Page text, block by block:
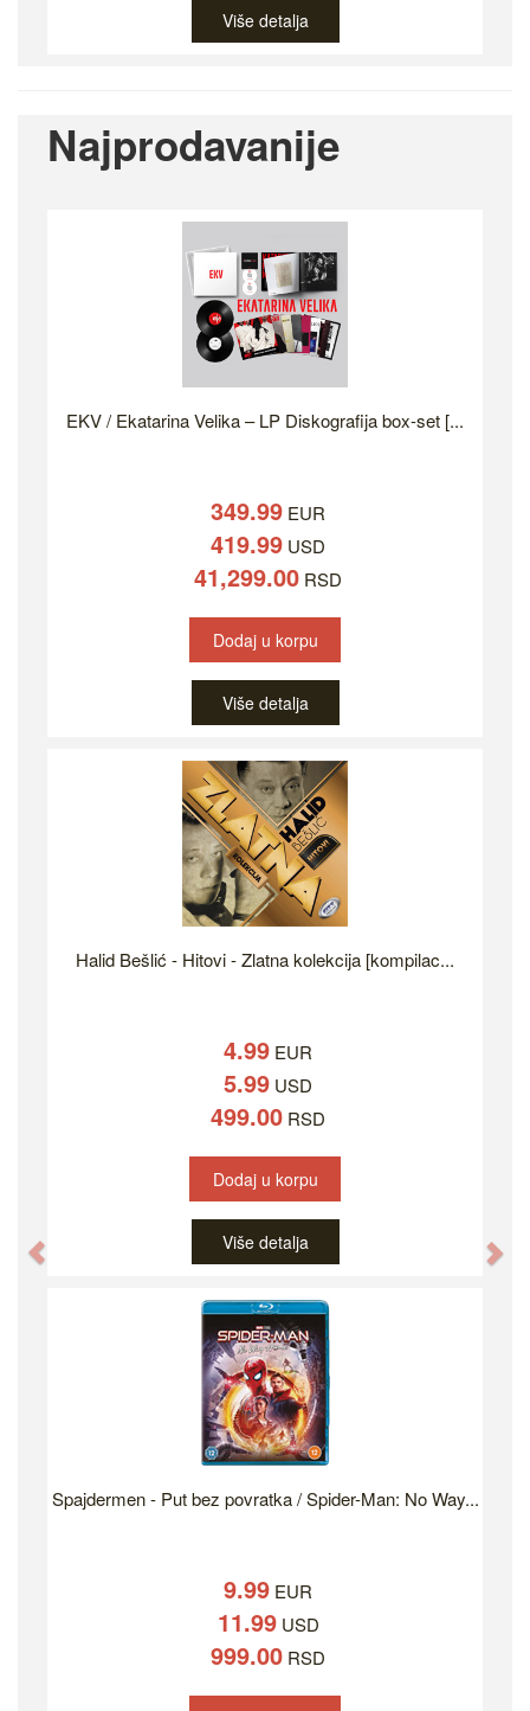
Više detalja
Najprodavanije
EKV / Ekatarina Velika – LP Diskografija box-set [...
349.99 EUR
419.99 USD
41,299.00 RSD
Dodaj u korpu
Više detalja
Halid Bešlić - Hitovi - Zlatna kolekcija [kompilac...
4.99 EUR
5.99 USD
499.00 RSD
Dodaj u korpu
Više detalja
Spajdermen - Put bez povratka / Spider-Man: No Way...
9.99 EUR
11.99USD
999.00 RSD